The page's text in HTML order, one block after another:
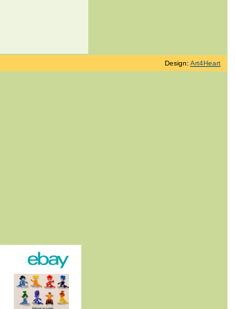
Design: Art4Heart